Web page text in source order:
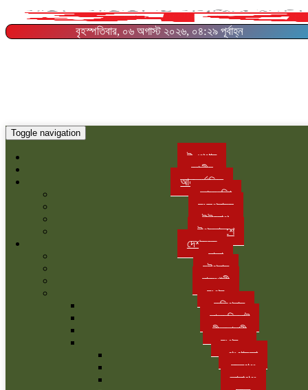
বৃহস্পতিবার, ০৬ অগাস্ট ২০২৬, ০৪:২৯ পূর্বাহ্ন
Toggle navigation
ই-পেপার
জাতীয়
আন্তর্জাতিক
আমরেকিা
মধ্যপ্রাচ্য
ইউরোপ
উপমহাদশে
দেশজুড়ে
ঢাকা
চট্টগ্রাম
রাজশাহী
রংপুর
কুড়িগ্রাম
লালমনিরহাট
নীলফামারী
রংপুর
গংগাচড়া
বদরগঞ্জ
তারাগঞ্জ